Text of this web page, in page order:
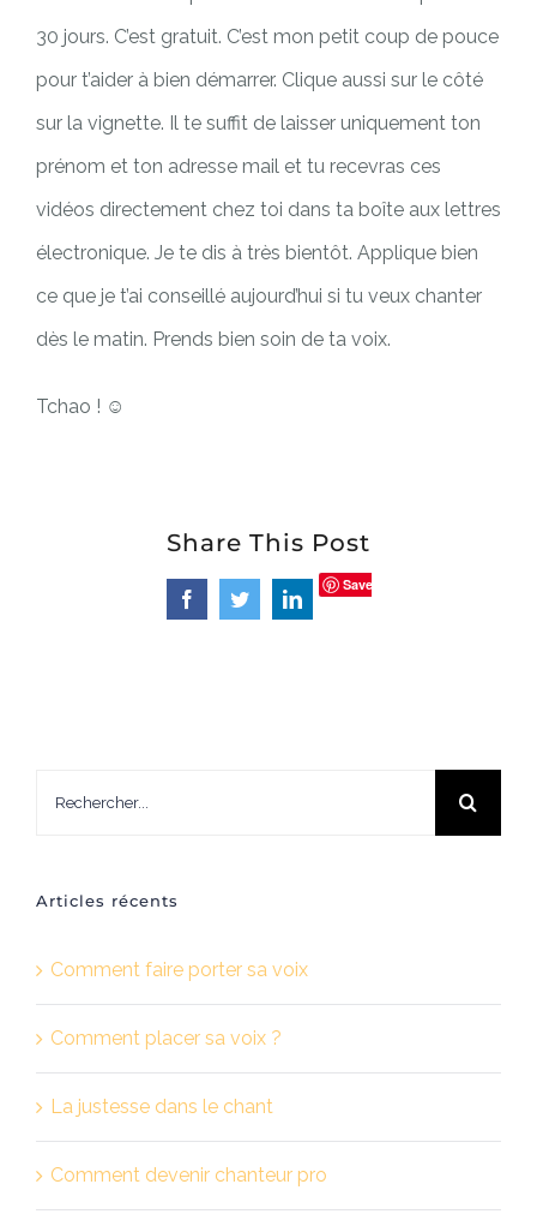
30 jours. C’est gratuit. C’est mon petit coup de pouce
pour t’aider à bien démarrer. Clique aussi sur le côté
sur la vignette. Il te suffit de laisser uniquement ton
prénom et ton adresse mail et tu recevras ces
vidéos directement chez toi dans ta boîte aux lettres
électronique. Je te dis à très bientôt. Applique bien
ce que je t’ai conseillé aujourd’hui si tu veux chanter
dès le matin. Prends bien soin de ta voix.
Tchao ! ☺
Share This Post
FacebookTwitterLinkedIn
Save
Articles récents
Comment faire porter sa voix
Comment placer sa voix ?
La justesse dans le chant
Comment devenir chanteur pro